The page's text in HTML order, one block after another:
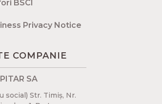
BSCI
Privacy Notice
COMPANIE
SA
social) Str. Timiș, Nr.